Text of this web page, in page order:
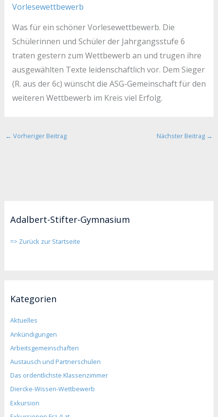
Adalbert-Stifter-Gymnasium
=> Zurück zur Startseite
Kategorien
Aktuelles
Ankündigungen
Arbeitsgemeinschaften
Austausch und Partnerschulen
Das ordentlichste Klassenzimmer
Diercke-Wissen-Wettbewerb
Exkursion
Vorlesewettbewerb
Was für ein schöner Vorlesewettbewerb. Die
Schülerinnen und Schüler der Jahrgangsstufe 6
traten gestern zum Wettbewerb an und trugen ihre
ausgewählten Texte leidenschaftlich vor. Dem Sieger
(R. aus der 6c) wünscht die ASG-Gemeinschaft für den
weiteren Wettbewerb im Kreis viel Erfolg.
← Vorheriger Beitrag Nächster Beitrag →